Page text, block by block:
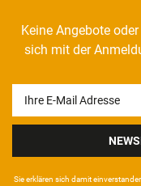
Keine Angebote
sich mit der
Honig
Sie erklären sich damit